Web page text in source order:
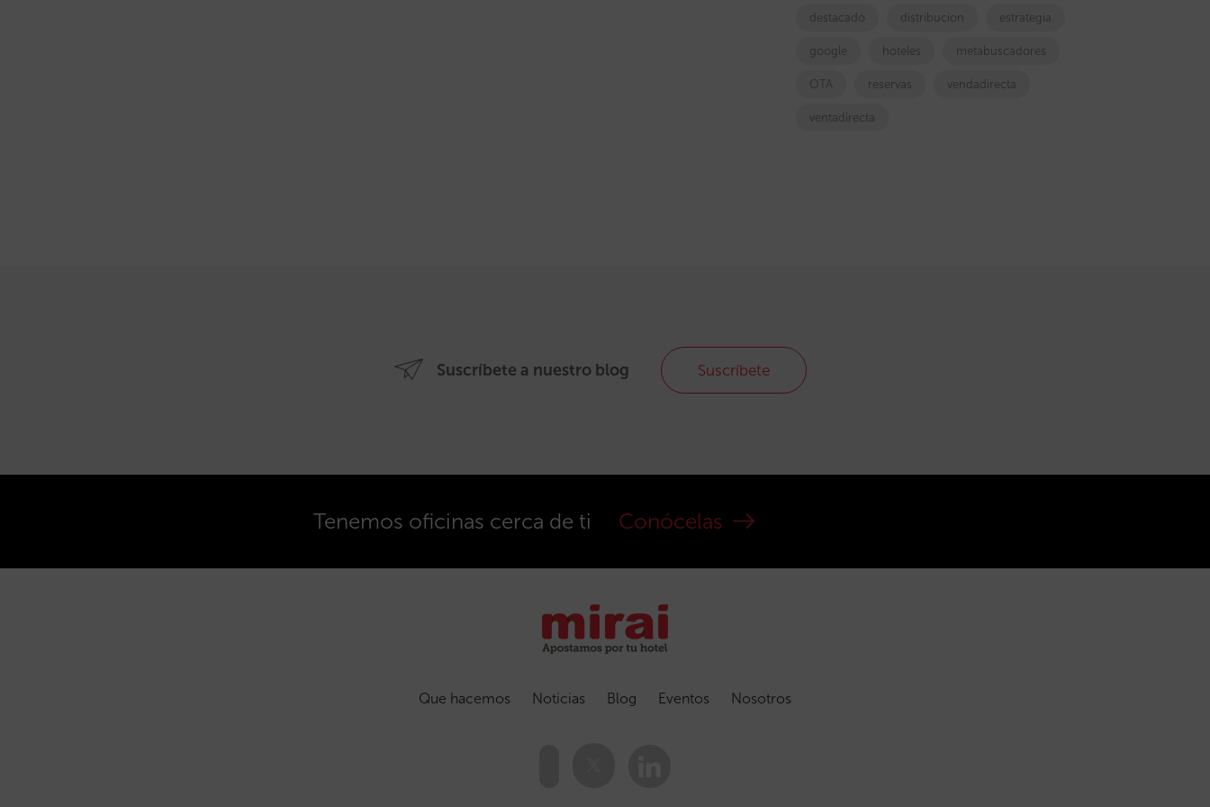
destacado distribucion estrategia
google hoteles metabuscadores
OTA reservas vendadirecta
ventadirecta
Suscríbete a nuestro blog Suscríbete
Tenemos oficinas cerca de ti Conócelas
Que hacemos Noticias Blog Eventos Nosotros